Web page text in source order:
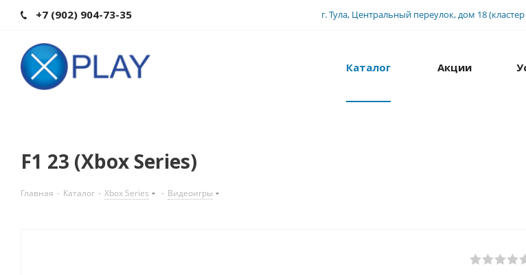
+7 (902) 904-73-35 г. Тула, Центральный переулок, дом 18
Каталог Акции
F1 23 (Xbox Series)
Главная - Каталог - Xbox Series - Видеоигры